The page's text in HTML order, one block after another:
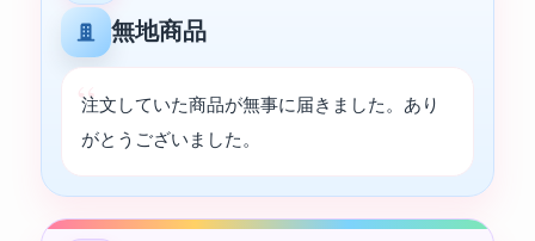
無地商品
注文していた商品が無事に届きました。あり
がとうございました。